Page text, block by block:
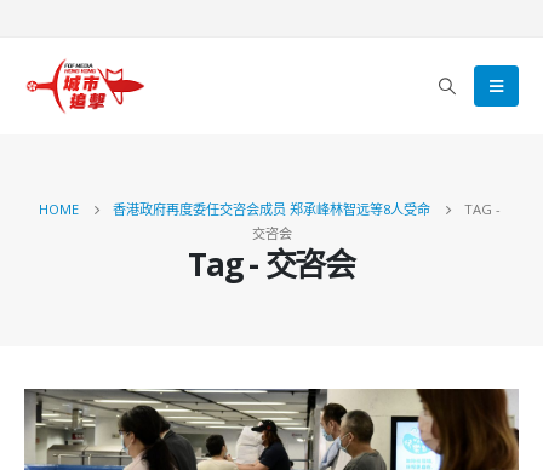
HOME 香港政府再度委任交咨会成员 郑承峰林智远等8人受命
TAG -
交咨会
Tag - 交咨会